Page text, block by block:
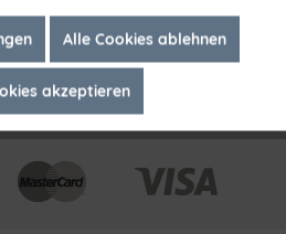
Inaktiv
Alle Cookies ablehnen
akzeptieren